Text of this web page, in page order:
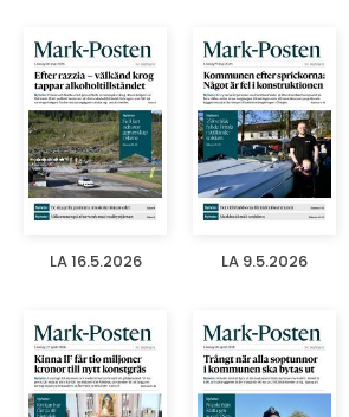
LA 16.5.2026 LA 9.5.2026